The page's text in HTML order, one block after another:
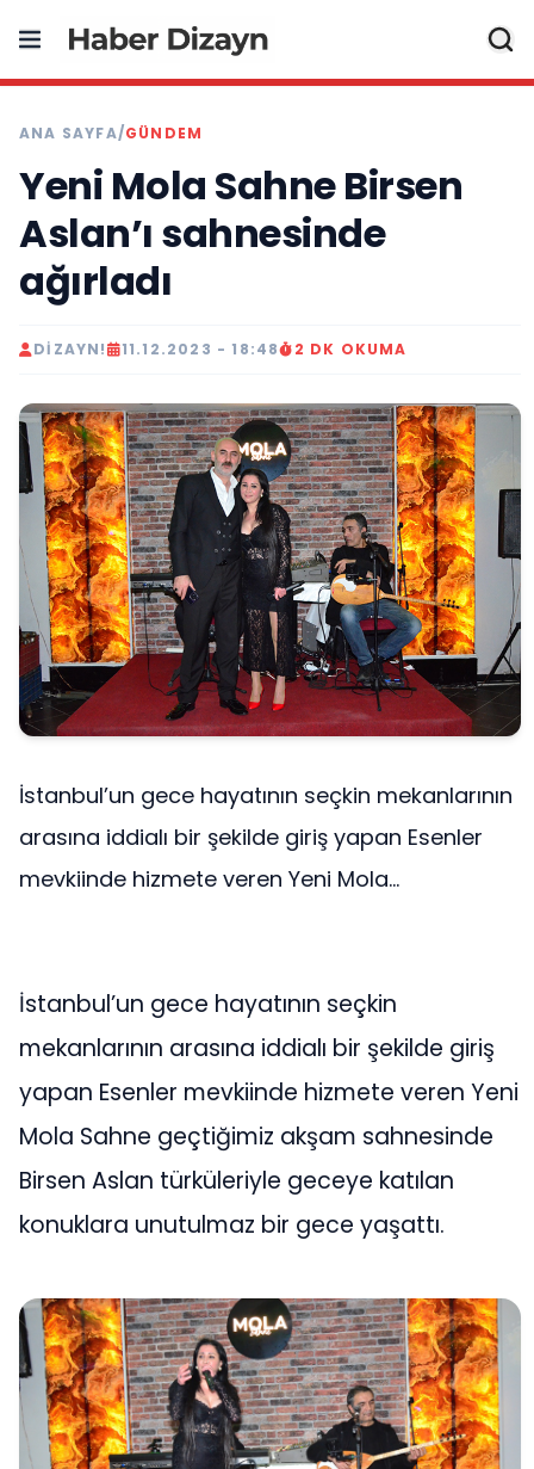
ANA SAYFA/GÜNDEM
Yeni Mola Sahne Birsen
Aslan’ı sahnesinde
ağırladı
DIZAYN! 11.12.2023 - 18:48 2 DK OKUMA
İstanbul’un gece hayatının seçkin mekanlarının
arasına iddialı bir şekilde giriş yapan Esenler
mevkiinde hizmete veren Yeni Mola...
İstanbul’un gece hayatının seçkin
mekanlarının arasına iddialı bir şekilde giriş
yapan Esenler mevkiinde hizmete veren Yeni
Mola Sahne geçtiğimiz akşam sahnesinde
Birsen Aslan türküleriyle geceye katılan
konuklara unutulmaz bir gece yaşattı.